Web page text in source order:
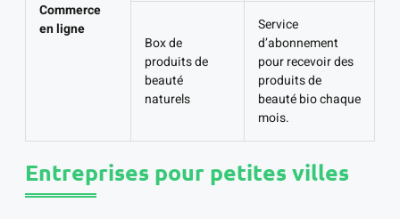
Commerce
en ligne
Box de
produits de
beauté
naturels
Service
d’abonnement
pour recevoir des
produits de
beauté bio chaque
mois.
Entreprises pour petites villes